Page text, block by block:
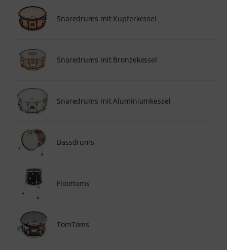
Snaredrums mit Kupferkessel
Snaredrums mit Bronzekessel
Snaredrums mit Aluminiumkessel
Bassdrums
Floortoms
TomToms